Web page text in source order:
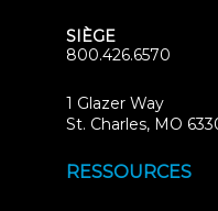
SIÈGE
800.426.6570
1 Glazer Way
St. Charles, MO
RESSOURCES